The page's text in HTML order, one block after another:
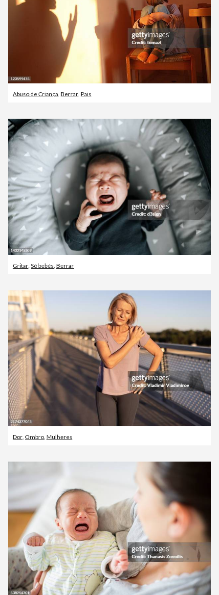
Abuso de Criança, Berrar, Pais
Gritar Só bebés Berrar
Dor, Ombro, Mulheres